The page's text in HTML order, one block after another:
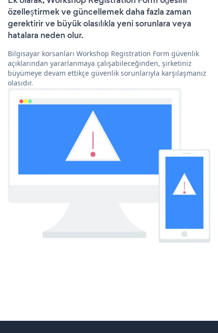
özelleştirmek ve güncellemek daha fazla zaman
gerektirir ve büyük olasılıkla yeni sorunlara veya
hatalara neden olur.
Bilgisayar korsanları Workshop Registration Form güvenlik
açıklarından yararlanmaya çalışabileceğinden, şirketiniz
büyümeye devam ettikçe güvenlik sorunlarıyla karşılaşmanız
olasıdır.